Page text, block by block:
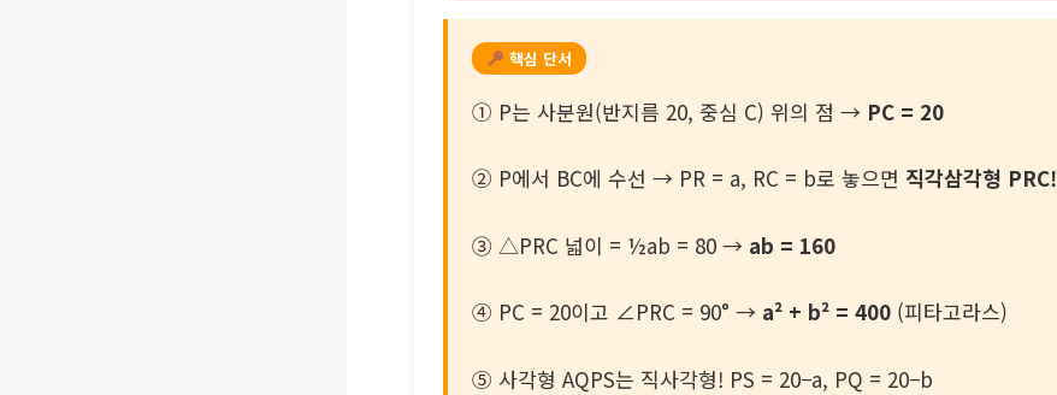
핵심 단서
① P는 사분원(반지름 20, 중심 C) 위의 점 → PC = 20
② P에서 BC에 수선 → PR = a, RC = b로 놓으면 직각삼각형 PRC!
③ △PRC 넓이 = ½ab = 80 → ab = 160
④ PC = 20이고 ∠PRC = 90° → a² + b² = 400 (피타고라스)
⑤ 사각형 AQPS는 직사각형! PS = 20−a, PQ = 20−b